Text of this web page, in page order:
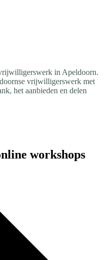
in Apeldoorn.
vrijwilligerswerk met
het aanbieden en delen
workshops